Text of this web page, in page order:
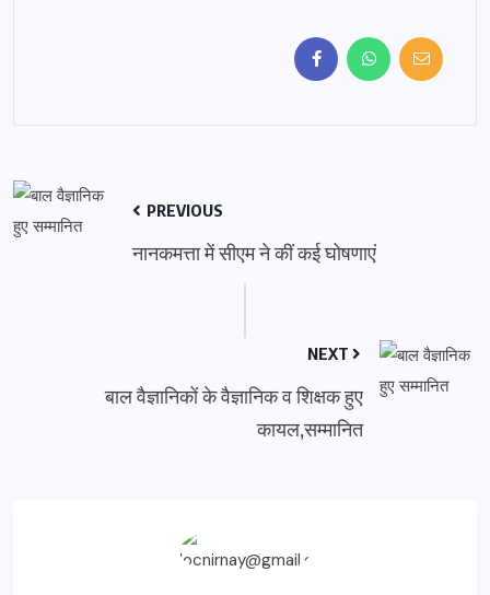
PREVIOUS
नानकमत्ता में सीएम ने कीं कई घोषणाएं
NEXT
बाल वैज्ञानिकों के वैज्ञानिक व शिक्षक हुए
कायल,सम्मानित